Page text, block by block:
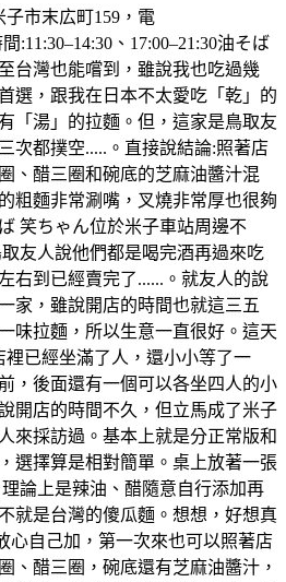
市末広町159，電
:11:30–14:30、17:00–21:30油そば
台灣也能嚐到，雖說我也吃過幾
選，跟我在日本不太愛吃「乾」的
「湯」的拉麵。但，這家是鳥取友
次都撲空.....。直接說結論:照著店
、醋三圈和碗底的芝麻油醬汁混
粗麵非常涮嘴，叉燒非常厚也很夠
笑ちゃん位於米子車站周邊不
友人說他們都是喝完酒再過來吃
右到已經賣完了......。就友人的說
家，雖說開店的時間也就這三五
味拉麵，所以生意一直很好。這天
已經坐滿了人，還小小等了一
，後面還有一個可以各坐四人的小
開店的時間不久，但立馬成了米子
來採訪過。基本上就是分正常版和
選擇算是相對簡單。桌上放著一張
論上是辣油、醋隨意自行添加再
就是台灣的傻瓜麵。想想，好想真
心自己加，第一次來也可以照著店
、醋三圈，碗底還有芝麻油醬汁，